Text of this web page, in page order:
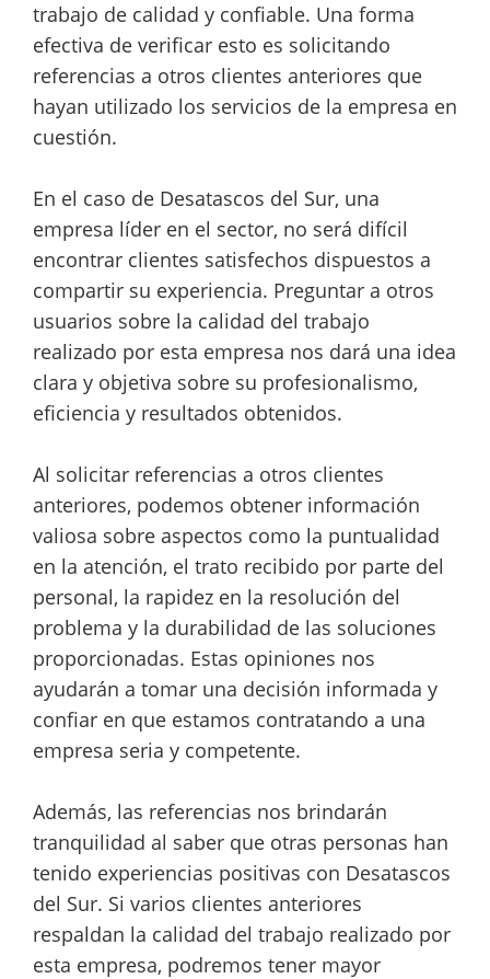
trabajo de calidad y confiable. Una forma
efectiva de verificar esto es solicitando
referencias a otros clientes anteriores que
hayan utilizado los servicios de la empresa en
cuestión.
En el caso de Desatascos del Sur, una
empresa líder en el sector, no será difícil
encontrar clientes satisfechos dispuestos a
compartir su experiencia. Preguntar a otros
usuarios sobre la calidad del trabajo
realizado por esta empresa nos dará una idea
clara y objetiva sobre su profesionalismo,
eficiencia y resultados obtenidos.
Al solicitar referencias a otros clientes
anteriores, podemos obtener información
valiosa sobre aspectos como la puntualidad
en la atención, el trato recibido por parte del
personal, la rapidez en la resolución del
problema y la durabilidad de las soluciones
proporcionadas. Estas opiniones nos
ayudarán a tomar una decisión informada y
confiar en que estamos contratando a una
empresa seria y competente.
Además, las referencias nos brindarán
tranquilidad al saber que otras personas han
tenido experiencias positivas con Desatascos
del Sur. Si varios clientes anteriores
respaldan la calidad del trabajo realizado por
esta empresa, podremos tener mayor